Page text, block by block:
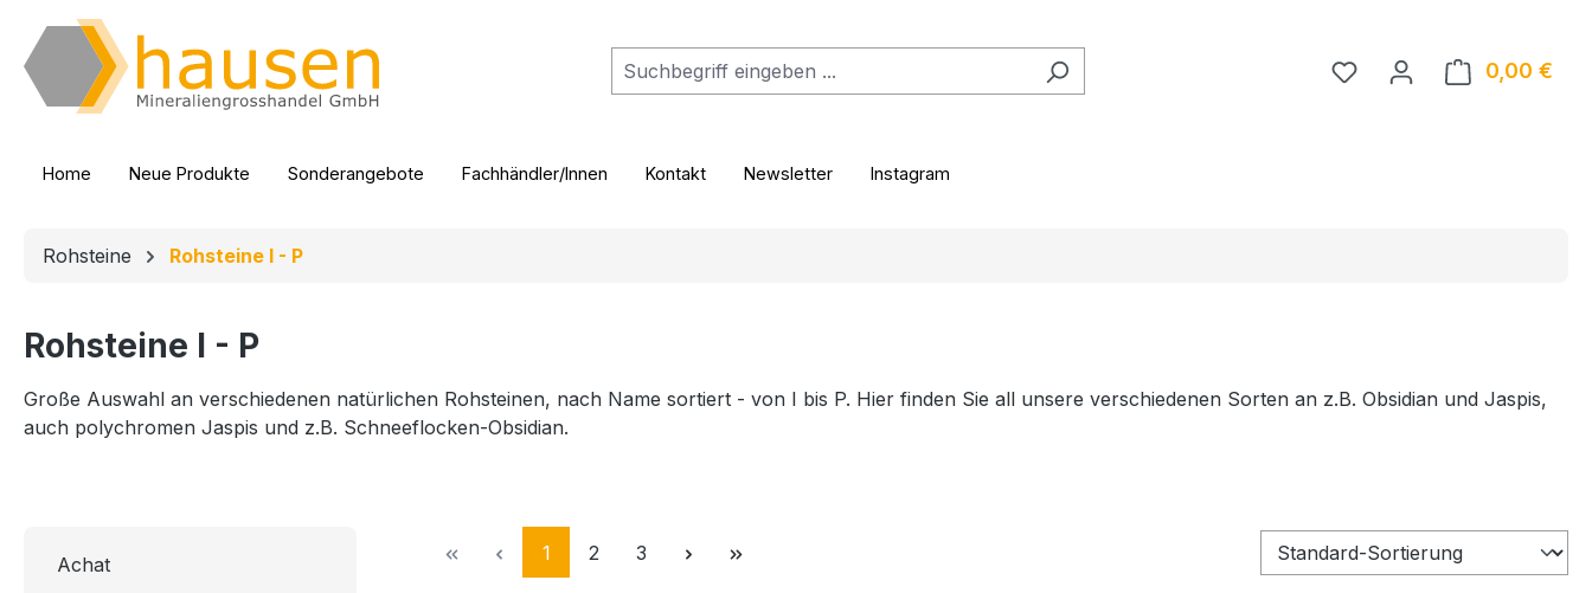
Hauptinhalt springen
Zur Suche springen
Zur Hauptnavigation springen
Du hast 0 Produkte auf
0,00 €
Home Neue Produkte Sonderangebote Fachhändler/Innen Kontakt Newsletter Instagram
Rohsteine Rohsteine I - P
Rohsteine I - P
Große Auswahl an verschiedenen natürlichen Rohsteinen, nach Name sortiert - von I bis P. Hier finden Sie all unsere verschiedenen Sorten an z.B. Obsidian und Jaspis,
auch polychromen Jaspis und z.B. Schneeflocken-Obsidian.
Achat
Seite
1 Seite
2 Seite
3